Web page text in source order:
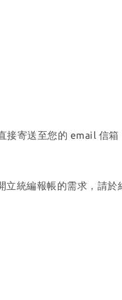
接寄送至您的 email 信箱
立統編報帳的需求，請於